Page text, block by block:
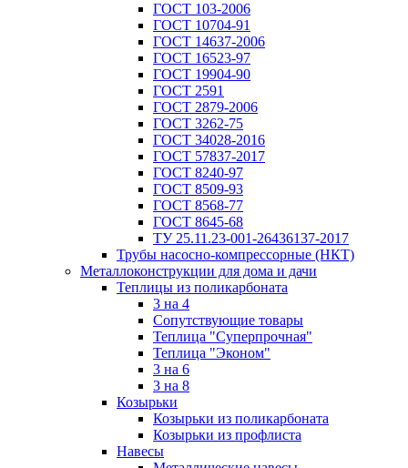
ГОСТ 103-2006
ГОСТ 10704-91
ГОСТ 14637-2006
ГОСТ 16523-97
ГОСТ 19904-90
ГОСТ 2591
ГОСТ 2879-2006
ГОСТ 3262-75
ГОСТ 34028-2016
ГОСТ 57837-2017
ГОСТ 8240-97
ГОСТ 8509-93
ГОСТ 8568-77
ГОСТ 8645-68
ТУ 25.11.23-001-26436137-2017
Трубы насосно-компрессорные (НКТ)
Металлоконструкции для дома и дачи
Теплицы из поликарбоната
3 на 4
Сопутствующие товары
Теплица "Суперпрочная"
Теплица "Эконом"
3 на 6
3 на 8
Козырьки
Козырьки из поликарбоната
Козырьки из профлиста
Навесы